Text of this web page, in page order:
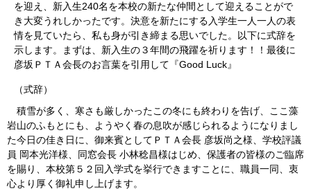
を迎え、新入生240名を本校の新たな仲間として迎えることがで
き大変うれしかったです。決意を新たにする入学生一人一人の表
情を見ていたら、私も身が引き締まる思いでした。以下に式辞を
示します。まずは、新入生の３年間の飛躍を祈ります！！最後に
彦坂ＰＴＡ会長のお言葉を引用して『Good Luck』
（式辞）
積雪が多く、寒さも厳しかったこの冬にも終わりを告げ、ここ藻
岩山のふもとにも、ようやく春の息吹が感じられるようになりまし
た今日の佳き日に、御来賓としてＰＴＡ会長 彦坂尚之様、学校評議
員 岡本光洋様、同窓会長 小林稔昌様はじめ、保護者の皆様のご臨席
を賜り、本校第５２回入学式を挙行できますことに、職員一同、衷
心より厚く御礼申し上げます。